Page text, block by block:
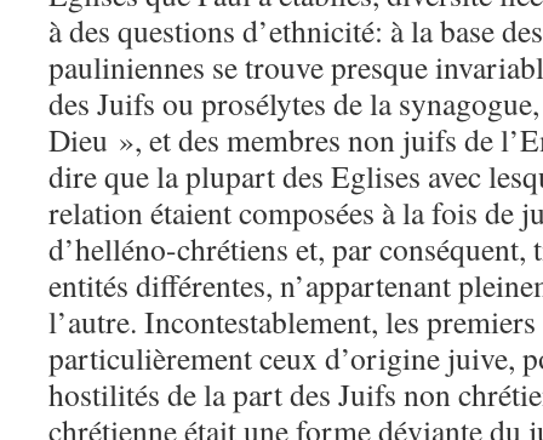
à des questions d’ethnicité: à la base
pauliniennes se trouve presque
des Juifs ou prosélytes de la
Dieu », et des membres non juifs de
dire que la plupart des Eglises avec
relation étaient composées à la fois de
d’helléno-chrétiens et, par
entités différentes, n’appartenant
l’autre. Incontestablement, les
particulièrement ceux d’origine juive,
hostilités de la part des Juifs non
chrétienne était une forme déviante du